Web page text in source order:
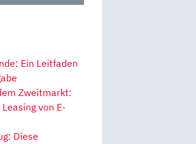
Ein Leitfaden
Zweitmarkt:
von E-
Diese